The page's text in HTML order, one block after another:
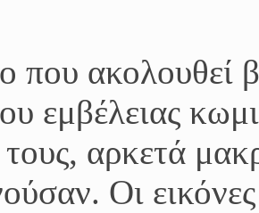
που ακολουθεί
εμβέλειας
αρκετά
Οι